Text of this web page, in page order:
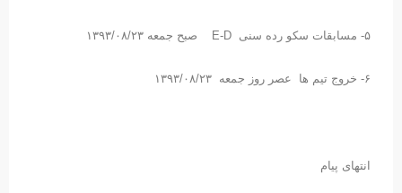
۵- مسابقات سکو رده سنی E-D صبح جمعه ۱۳۹۳/۰۸/۲۳
۶- خروج تیم ها عصر روز جمعه ۱۳۹۳/۰۸/۲۳
انتهای پیام